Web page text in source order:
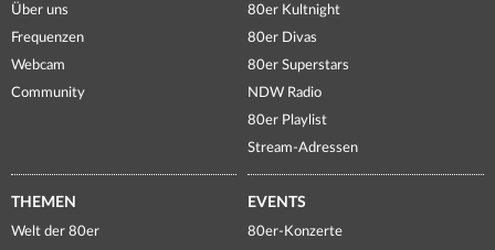
Über uns
Frequenzen
Webcam
Community
80er Kultnight
80er Divas
80er Superstars
NDW Radio
80er Playlist
Stream-Adressen
THEMEN
Welt der 80er
EVENTS
80er-Konzerte